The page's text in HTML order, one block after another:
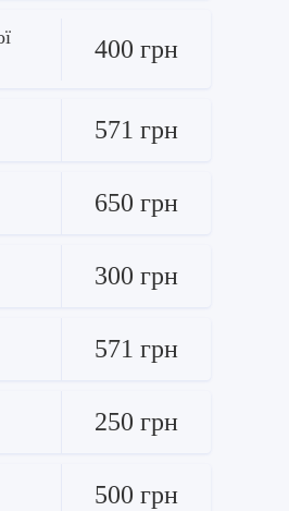
400 грн
571 грн
650 грн
300 грн
571 грн
250 грн
500 грн